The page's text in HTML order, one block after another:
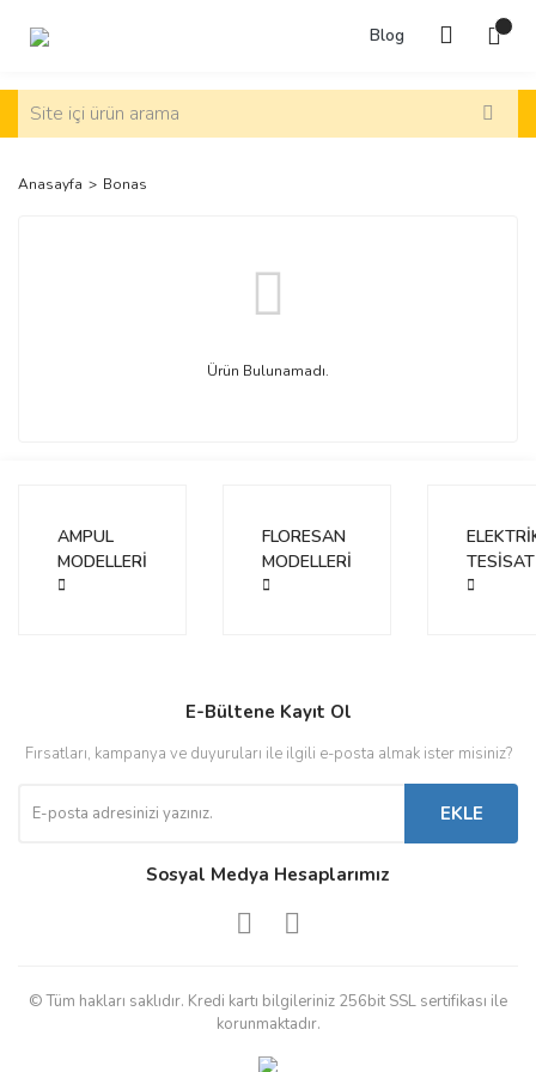
Blog
Anasayfa Bonas
Ürün Bulunamadı.
AMPUL
MODELLERİ
FLORESAN
MODELLERİ
TESİSAT
E-Bültene Kayıt Ol
Fırsatları, kampanya ve duyuruları ile ilgili e-posta almak ister misiniz?
EKLE
Sosyal Medya Hesaplarımız
© Tüm hakları saklıdır. Kredi kartı bilgileriniz 256bit SSL sertifikası ile
korunmaktadır.